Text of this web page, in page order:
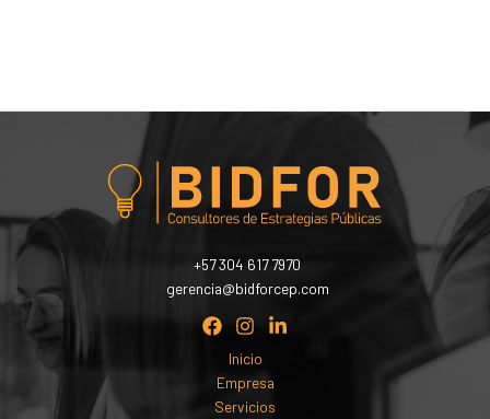
+57 304 617 7970
gerencia@bidforcep.com
Inicio
Empresa
Servicios